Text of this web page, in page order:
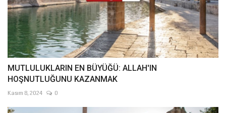
MUTLULUKLARIN EN BÜYÜĞÜ: ALLAH'IN
HOŞNUTLUĞUNU KAZANMAK
Kasım 8, 2024 0